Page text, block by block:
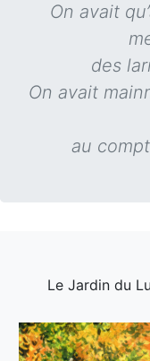
On avait
des
On avait
au
Le Jardin du